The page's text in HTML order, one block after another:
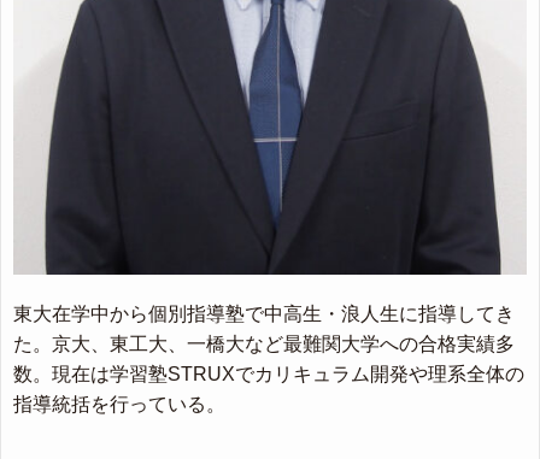
東大在学中から個別指導塾で中高生・浪人生に指導してき
た。京大、東工大、一橋大など最難関大学への合格実績多
数。現在は学習塾STRUXでカリキュラム開発や理系全体の
指導統括を行っている。